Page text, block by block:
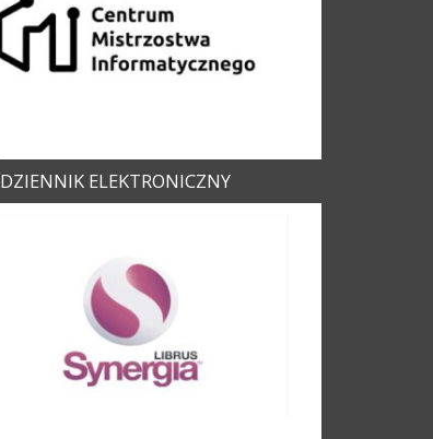
DZIENNIK ELEKTRONICZNY